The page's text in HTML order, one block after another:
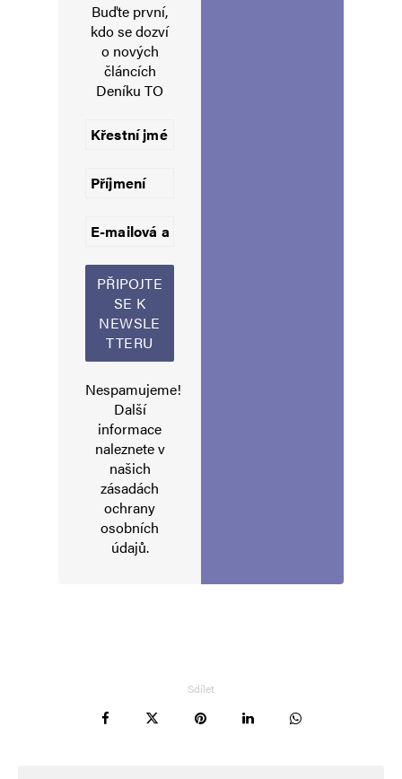
Uložit do prohlížeče jméno, e-mail a webovou stránku pro budoucí
Informujte mě o nových komentářích e-mailem.
Alternative:
Buďte první,
kdo se dozví
o nových
článcích
Deníku TO
Nespamujeme!
Další
informace
naleznete v
našich
zásadách
ochrany
osobních
údajů.
Sdílet